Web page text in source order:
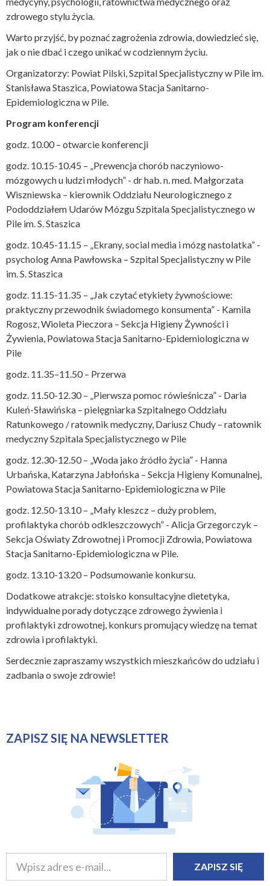
zdrowego stylu życia.
Warto przyjść, by poznać zagrożenia zdrowia, dowiedzieć się,
jak o nie dbać i czego unikać w codziennym życiu.
Organizatorzy: Powiat Pilski, Szpital Specjalistyczny w Pile im.
Stanisława Staszica, Powiatowa Stacja Sanitarno-
Epidemiologiczna w Pile.
Program konferencji
godz. 10.00 – otwarcie konferencji
godz. 10.15-10.45 – „Prewencja chorób naczyniowo-
mózgowych u ludzi młodych” - dr hab. n. med. Małgorzata
Wiszniewska – kierownik Oddziału Neurologicznego z
Pododdziałem Udarów Mózgu Szpitala Specjalistycznego w
Pile im. S. Staszica
godz. 10.45-11.15 – „Ekrany, social media i mózg nastolatka” -
psycholog Anna Pawłowska – Szpital Specjalistyczny w Pile
im. S. Staszica
godz. 11.15-11.35 – „Jak czytać etykiety żywnościowe:
praktyczny przewodnik świadomego konsumenta” - Kamila
Rogosz, Wioleta Pieczora – Sekcja Higieny Żywności i
Żywienia, Powiatowa Stacja Sanitarno-Epidemiologiczna w
Pile
godz. 11.35–11.50 – Przerwa
godz. 11.50-12.30 – „Pierwsza pomoc rówieśnicza” - Daria
Kuleń-Sławińska – pielęgniarka Szpitalnego Oddziału
Ratunkowego / ratownik medyczny, Dariusz Chudy – ratownik
medyczny Szpitala Specjalistycznego w Pile
godz. 12.30-12.50 – „Woda jako źródło życia” - Hanna
Urbańska, Katarzyna Jabłońska – Sekcja Higieny Komunalnej,
Powiatowa Stacja Sanitarno-Epidemiologiczna w Pile
godz. 12.50-13.10 – „Mały kleszcz – duży problem,
profilaktyka chorób odkleszczowych” - Alicja Grzegorczyk –
Sekcja Oświaty Zdrowotnej i Promocji Zdrowia, Powiatowa
Stacja Sanitarno-Epidemiologiczna w Pile.
godz. 13.10-13.20 – Podsumowanie konkursu.
Dodatkowe atrakcje: stoisko konsultacyjne dietetyka,
indywidualne porady dotyczące zdrowego żywienia i
profilaktyki zdrowotnej, konkurs promujący wiedzę na temat
zdrowia i profilaktyki.
Serdecznie zapraszamy wszystkich mieszkańców do udziału i
zadbania o swoje zdrowie!
ZAPISZ SIĘ NA NEWSLETTER
ZAPISZ SIĘ